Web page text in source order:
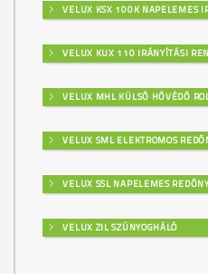
VELUX KSX 100K NAPELEMES
VELUX KUX 110 IRÁNYÍTÁSI
VELUX MHL KÜLSŐ HŐVÉDŐ
VELUX SML ELEKTROMOS
VELUX SSL NAPELEMES
VELUX ZIL SZÚNYOGHÁLÓ